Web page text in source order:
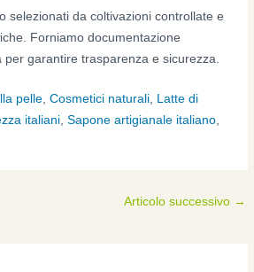
selezionati da coltivazioni controllate e
Forniamo documentazione
per garantire trasparenza e sicurezza.
pelle ,Cosmetici naturali Latte di
italiani ,Sapone artigianale italiano
Articolo successivo →